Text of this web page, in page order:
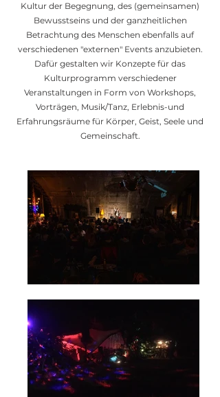
Kultur der Begegnung, des (gemeinsamen)
Bewusstseins und der ganzheitlichen
Betrachtung des Menschen ebenfalls auf
verschiedenen "externen" Events anzubieten.
Dafür gestalten wir Konzepte für das
Kulturprogramm verschiedener
Veranstaltungen in Form von Workshops,
Vorträgen, Musik/Tanz, Erlebnis-und
Erfahrungsräume für Körper, Geist, Seele und
Gemeinschaft.